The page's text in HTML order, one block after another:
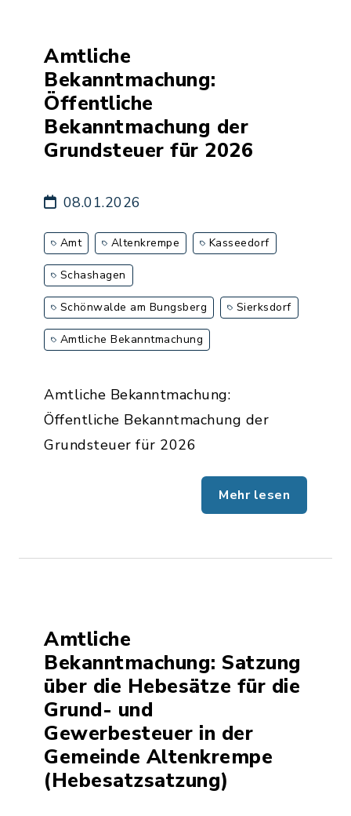
Amtliche
Bekanntmachung:
Öffentliche
Bekanntmachung der
Grundsteuer für 2026
08.01.2026
Amt Altenkrempe Kasseedorf
Schashagen
Schönwalde am Bungsberg Sierksdorf
Amtliche Bekanntmachung
Amtliche Bekanntmachung:
Öffentliche Bekanntmachung der
Grundsteuer für 2026
Mehr lesen
Amtliche
Bekanntmachung: Satzung
über die Hebesätze für die
Grund- und
Gewerbesteuer in der
Gemeinde Altenkrempe
(Hebesatzsatzung)